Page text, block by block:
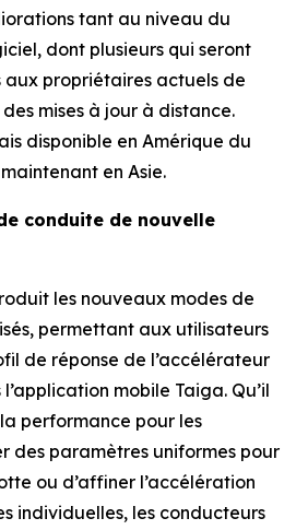
tant au niveau du
dont plusieurs qui seront
propriétaires actuels de
mises à jour à distance.
disponible en Amérique du
en Asie.
conduite de nouvelle
les nouveaux modes de
permettant aux utilisateurs
de réponse de l’accélérateur
mobile Taiga. Qu’il
performance pour les
des paramètres uniformes pour
ou d’affiner l’accélération
individuelles, les conducteurs